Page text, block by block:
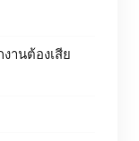
านต้องเสีย